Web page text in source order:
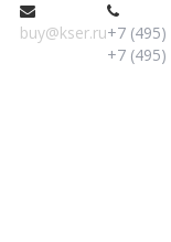
+7 (495)
+7 (495)
buy@kser.ru